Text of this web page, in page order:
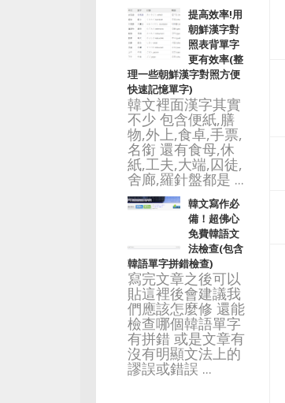
提高效率!用
朝鮮漢字對
照表背單字
更有效率(整
理一些朝鮮漢字對照方便
快速記憶單字)
韓文裡面漢字其實
不少 包含便紙,膳
物,外上,食卓,手票,
名銜 還有食母,休
紙,工夫,大端,囚徒,
舍廊,羅針盤都是 ...
韓文寫作必
備！超佛心
免費韓語文
法檢查(包含
韓語單字拼錯檢查)
寫完文章之後可以
貼這裡後會建議我
們應該怎麼修 還能
檢查哪個韓語單字
有拼錯 或是文章有
沒有明顯文法上的
謬誤或錯誤 ...